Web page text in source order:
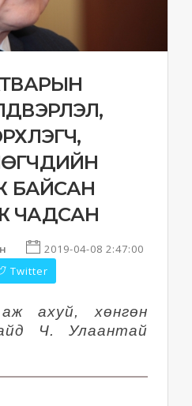
БАЙСАН
ЧАДСАН
2019-04-08 2:47:00
Twitter
ахуй, хөнгөн
Ч. Улаантай